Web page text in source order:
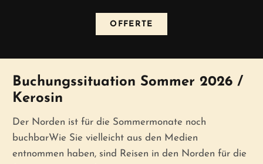
OFFERTE
Buchungssituation Sommer 2026 /
Kerosin
Der Norden ist für die Sommermonate noch
buchbarWie Sie vielleicht aus den Medien
entnommen haben, sind Reisen in den Norden für die